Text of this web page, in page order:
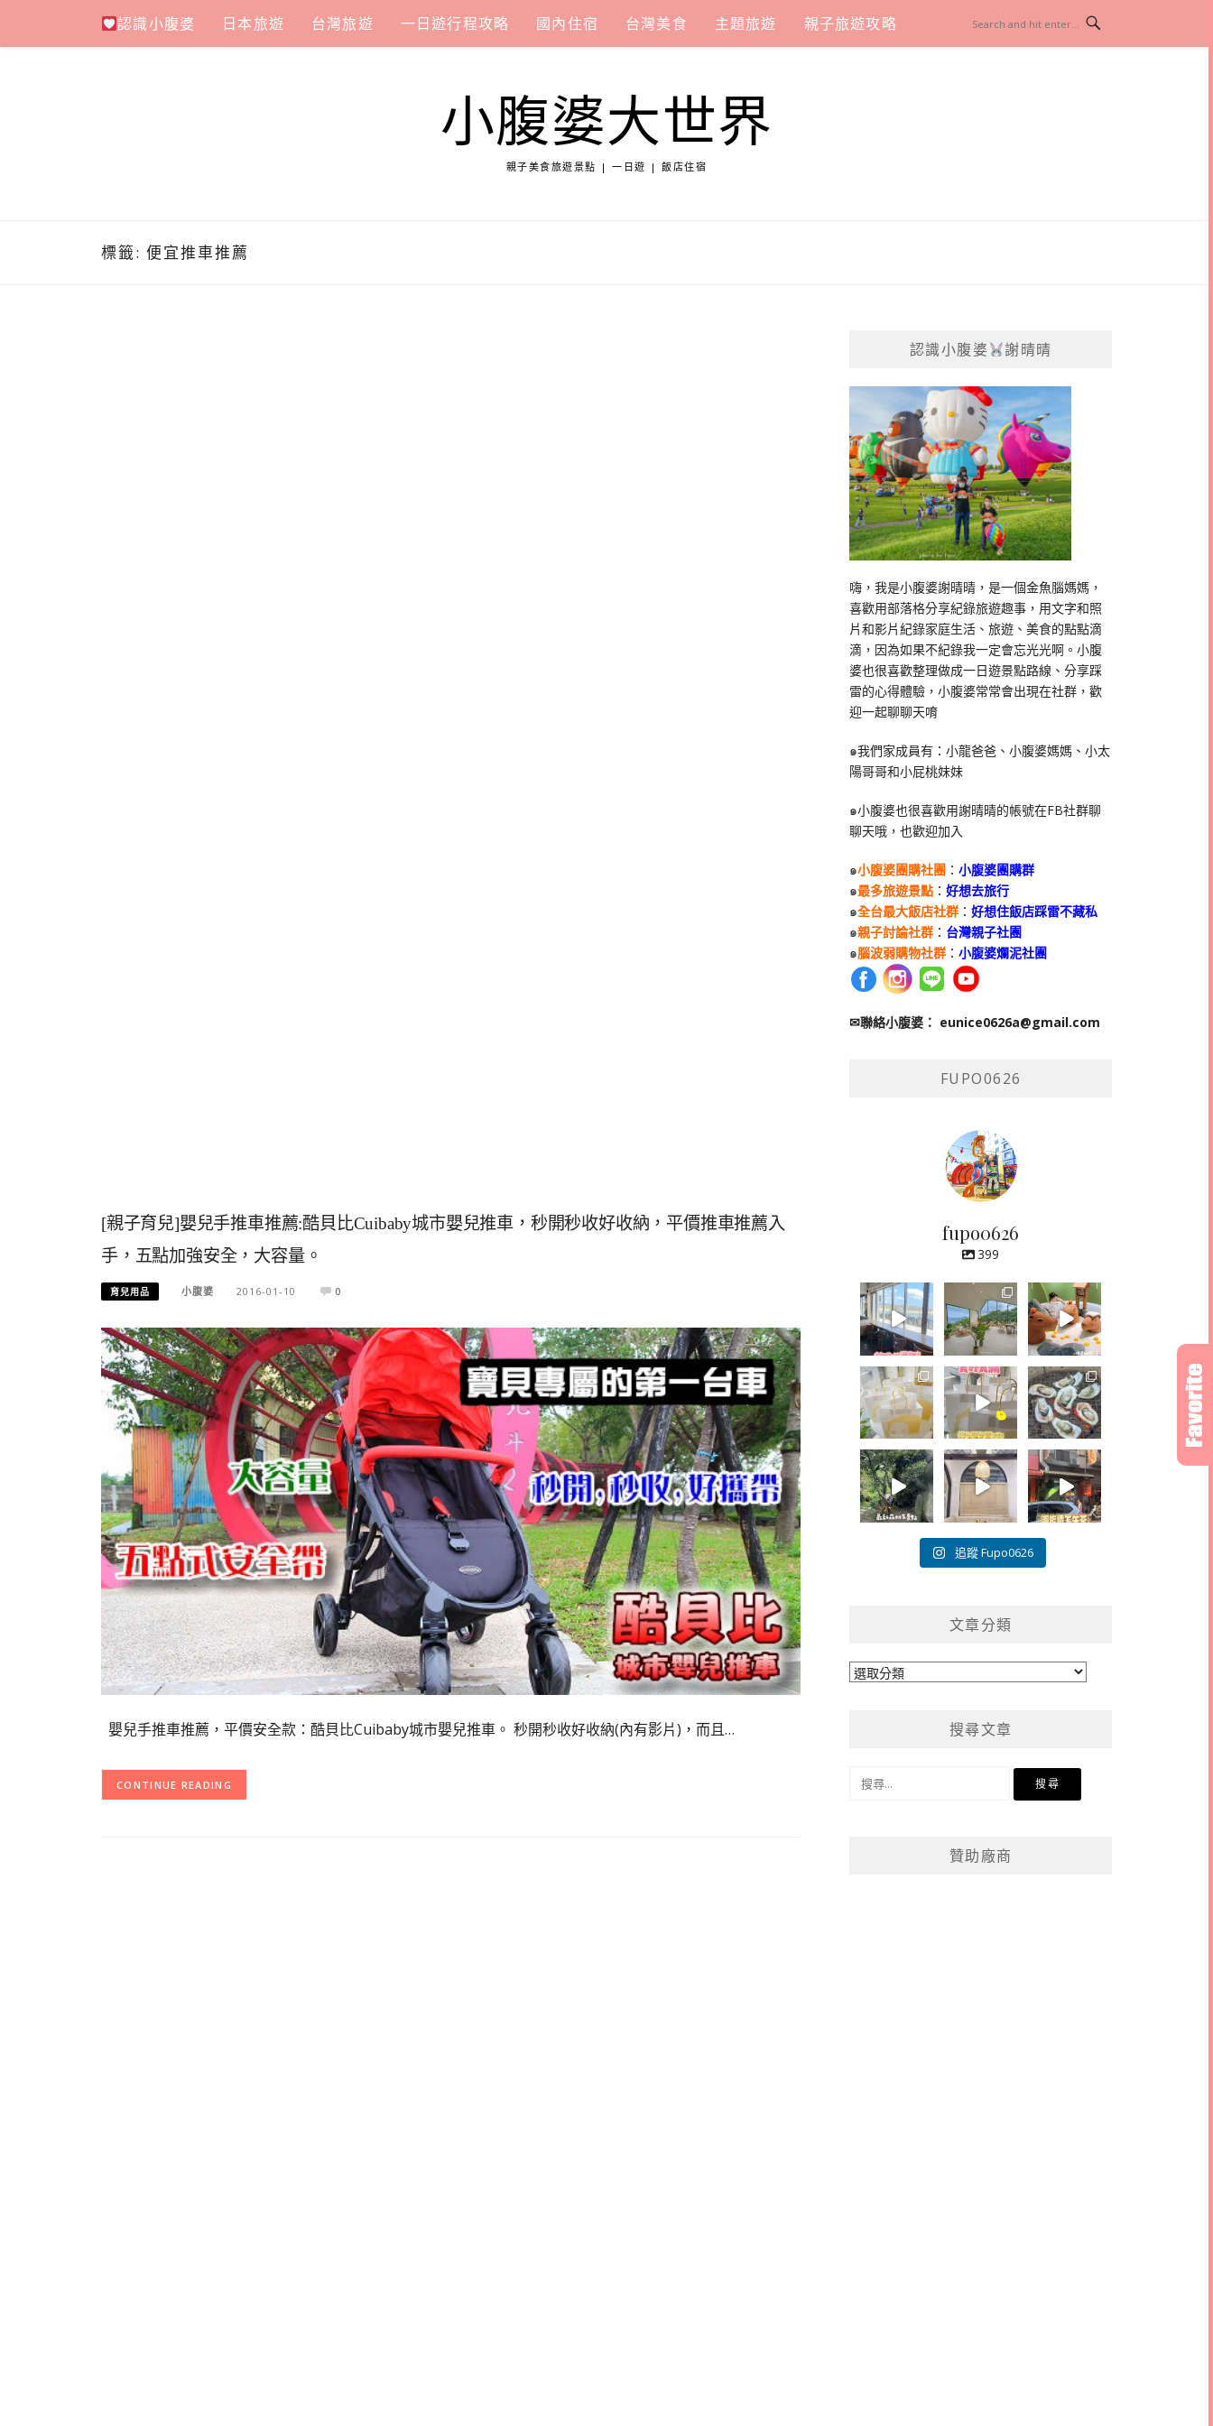
content
認識小腹婆 日本旅遊 台灣旅遊 一日遊行程攻略 國內住宿 台灣美食 主題旅遊 親子旅遊攻略
小腹婆大世界
親子美食旅遊景點 | 一日遊 | 飯店住宿
標籤: 便宜推車推薦
[親子育兒]嬰兒手推車推薦:酷貝比Cuibaby城市嬰兒推車，秒開秒收好收納，平價推車推薦入
手，五點加強安全，大容量。
育兒用品 小腹婆 2016-01-10 0
嬰兒手推車推薦，平價安全款：酷貝比Cuibaby城市嬰兒推車。 秒開秒收好收納(內有影片)，而且…
CONTINUE READING
認識小腹婆 謝晴晴
嗨，我是小腹婆謝晴晴，是一個金魚腦媽媽，
喜歡用部落格分享紀錄旅遊趣事，用文字和照
片和影片紀錄家庭生活、旅遊、美食的點點滴
滴，因為如果不紀錄我一定會忘光光啊。小腹
婆也很喜歡整理做成一日遊景點路線、分享踩
雷的心得體驗，小腹婆常常會出現在社群，歡
迎一起聊聊天唷
๑我們家成員有：小龍爸爸、小腹婆媽媽、小太
陽哥哥和小屁桃妹妹
๑小腹婆也很喜歡用謝晴晴的帳號在FB社群聊
聊天哦，也歡迎加入
๑小腹婆團購社團 ：小腹婆團購群
๑最多旅遊景點 ：好想去旅行
๑全台最大飯店社群 ：好想住飯店踩雷不藏私
๑親子討論社群 ： 台灣親子社團
๑腦波弱購物社群 ：小腹婆爛泥社團
✉聯絡小腹婆： eunice0626a@gmail.com
FUPO0626
fupo0626
399
追蹤 Fupo0626
文章分類
文
搜尋文章
贊助廠商